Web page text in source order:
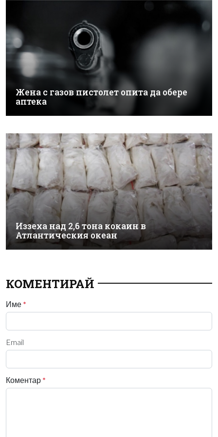
Жена с газов пистолет опита да обере
аптека
Иззеха над 2,6 тона кокаин в
Атлантическия океан
КОМЕНТИРАЙ
Име *
Email
Коментар *